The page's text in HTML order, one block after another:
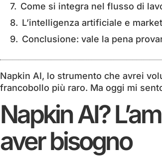
Come si integra nel flusso di
L’intelligenza artificiale e
Conclusione: vale la pena
Napkin AI, lo strumento che avrei
francobollo più raro. Ma oggi mi
Napkin AI?
aver bisogno